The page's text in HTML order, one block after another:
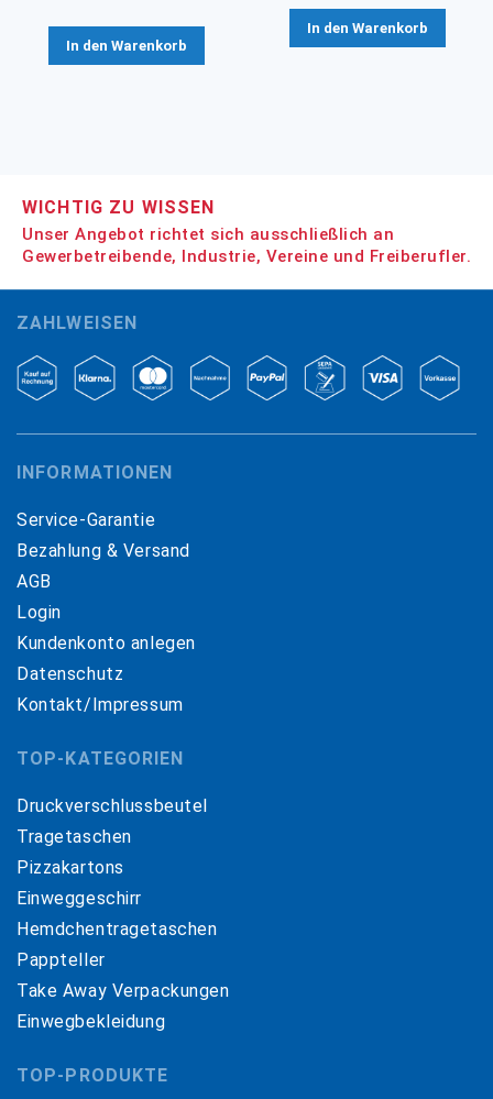
In den Warenkorb
In den Warenkorb
WICHTIG ZU WISSEN
Unser Angebot richtet sich ausschließlich an
Gewerbetreibende, Industrie, Vereine und Freiberufler.
ZAHLWEISEN
INFORMATIONEN
Service-Garantie
Bezahlung & Versand
AGB
Login
Kundenkonto anlegen
Datenschutz
Kontakt/Impressum
TOP-KATEGORIEN
Druckverschlussbeutel
Tragetaschen
Pizzakartons
Einweggeschirr
Hemdchentragetaschen
Pappteller
Take Away Verpackungen
Einwegbekleidung
TOP-PRODUKTE